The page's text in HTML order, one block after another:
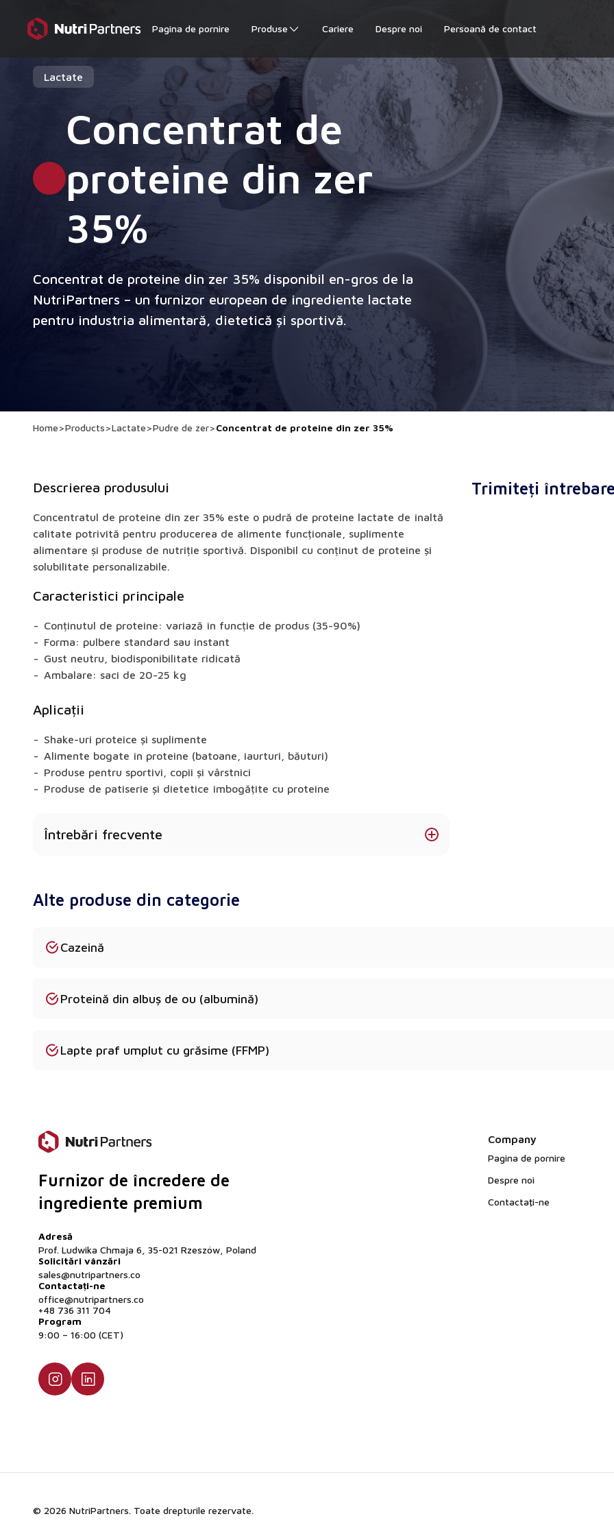
Pagina de pornire Produse Cariere Despre noi Persoană de contact
Lactate
Concentrat de
proteine din zer
35%
Concentrat de proteine din zer 35% disponibil en-gros de la
NutriPartners – un furnizor european de ingrediente lactate
pentru industria alimentară, dietetică și sportivă.
Home>Products>Lactate>Pudre de zer>Concentrat de proteine din zer 35%
Descrierea produsului
Concentratul de proteine din zer 35% este o pudră de proteine lactate de înaltă
calitate potrivită pentru producerea de alimente funcționale, suplimente
alimentare și produse de nutriție sportivă. Disponibil cu conținut de proteine și
solubilitate personalizabile.
Caracteristici principale
Conținutul de proteine: variază în funcție de produs (35-90%)
Forma: pulbere standard sau instant
Gust neutru, biodisponibilitate ridicată
Ambalare: saci de 20-25 kg
Aplicații
Shake-uri proteice și suplimente
Alimente bogate în proteine (batoane, iaurturi, băuturi)
Produse pentru sportivi, copii și vârstnici
Produse de patiserie și dietetice îmbogățite cu proteine
Întrebări frecvente
Isolate pentru cei cu intoleranță la lactoză.
Da - COA, fișa tehnică, MSDS și certificatele de calitate sunt disponibile la
Produsul provine din UE?
Sunt disponibile eșantioane?
Trimiteți
Alte produse din categorie
Cazeină
Proteină din albuș de ou (albumină)
Lapte praf umplut cu grăsime (FFMP)
Furnizor de încredere de
ingrediente premium
Adresă
Prof. Ludwika Chmaja 6, 35-021 Rzeszów, Poland
Solicitări vânzări
sales@nutripartners.co
Contactați-ne
office@nutripartners.co
+48 736 311 704
Program
9:00 – 16:00 (CET)
Company
Pagina de pornire
Despre noi
Contactaţi-ne
© 2026 NutriPartners. Toate drepturile rezervate.